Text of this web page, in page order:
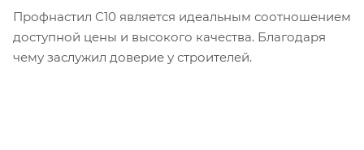
Профнастил С10 является идеальным соотношением
доступной цены и высокого качества. Благодаря
чему заслужил доверие у строителей.